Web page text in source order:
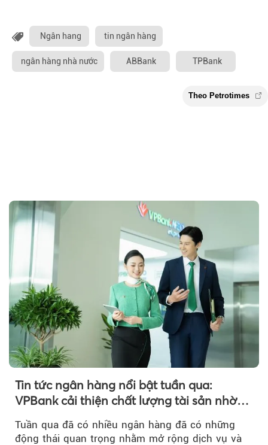
Ngân hang tin ngân hàng
ngân hàng nhà nước ABBank TPBank
Theo
Tin tức ngân hàng nổi bật tuần qua:
VPBank cải thiện chất lượng tài sản nhờ
Tuần qua đã có nhiều ngân hàng đã có những
động thái quan trọng nhằm mở rộng dịch vụ và